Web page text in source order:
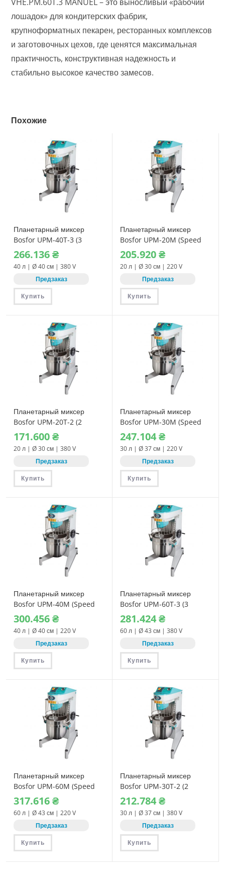
лошадок» для кондитерских фабрик,
крупноформатных пекарен, ресторанных комплексов
и заготовочных цехов, где ценятся максимальная
практичность, конструктивная надежность и
стабильно высокое качество замесов.
Похожие
Планетарный миксер
Bosfor UPM-40T-3 (3
скорости) 380V
266.136₴
40 л | Ø 40 см | 380 V
Предзаказ
Купить
Планетарный миксер
Bosfor UPM-20M (Speed
control) 220V
205.920₴
20 л | Ø 30 см | 220 V
Предзаказ
Купить
Планетарный миксер
Bosfor UPM-20T-2 (2
скорости) 380V
171.600₴
20 л | Ø 30 см | 380 V
Предзаказ
Купить
Планетарный миксер
Bosfor UPM-30M (Speed
control) 220V
247.104₴
30 л | Ø 37 см | 220 V
Предзаказ
Купить
Планетарный миксер
Bosfor UPM-40M (Speed
control) 220V
300.456₴
40 л | Ø 40 см | 220 V
Предзаказ
Купить
Планетарный миксер
Bosfor UPM-60T-3 (3
скорости) 380V
281.424₴
60 л | Ø 43 см | 380 V
Предзаказ
Купить
Планетарный миксер
Bosfor UPM-60M (Speed
control) 220V
317.616₴
60 л | Ø 43 см | 220 V
Предзаказ
Купить
Планетарный миксер
Bosfor UPM-30T-2 (2
скорости) 380V
212.784₴
30 л | Ø 37 см | 380 V
Предзаказ
Купить